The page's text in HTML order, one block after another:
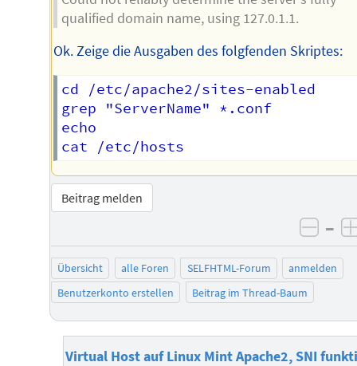
qualified domain name, using 127.0.1.1.
Ok. Zeige die Ausgaben des folgfenden Skriptes:
cd /etc/apache2/sites-enabled
grep "ServerName" *.conf
echo
Beitrag melden
–
Übersicht alle Foren SELFHTML-Forum
anmelden
Benutzerkonto erstellen
Beitrag im Thread-Baum
Virtual Host auf Linux Mint Apache2, SNI